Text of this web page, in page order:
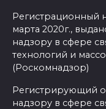
Регистрационный
марта 2020г.,
надзору в сфере
технологий и
(Роскомнадзор)
Регистрирующий
надзору в сфере